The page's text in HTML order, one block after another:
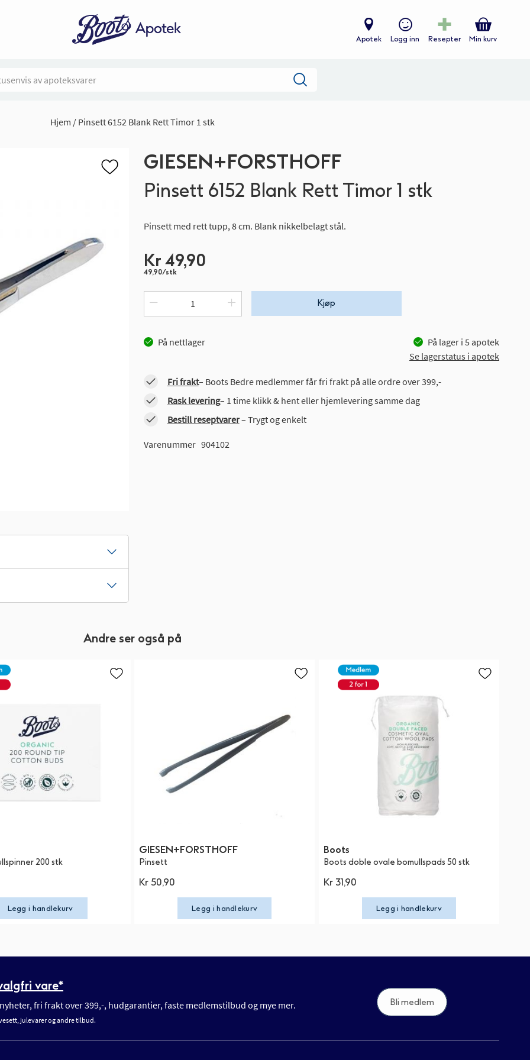
Apotek Logg inn Resepter Min kurv
Hjem Pinsett 6152 Blank Rett Timor 1 stk
GIESEN+FORSTHOFF
Pinsett 6152 Blank Rett Timor 1 stk
Pinsett med rett tupp, 8 cm. Blank nikkelbelagt stål.
Kr 49,90
49,90/stk
Kjøp
På nettlager På lager i 5 apotek
Se lagerstatus i apotek
Fri frakt– Boots Bedre medlemmer får fri frakt på alle ordre over 399,-
Rask levering– 1 time klikk & hent eller hjemlevering samme dag
Bestill reseptvarer– Trygt og enkelt
Varenummer 904102
Andre ser også på
200 stk
Legg i handlekurv
GIESEN+FORSTHOFF
Pinsett
Kr 50,90
Legg i handlekurv
Boots
Boots doble ovale bomullspads 50 stk
Kr 31,90
Legg i handlekurv
vare*
fri frakt over 399,-, hudgarantier, faste medlemstilbud og mye mer.
julevarer og andre tilbud.
Bli medlem